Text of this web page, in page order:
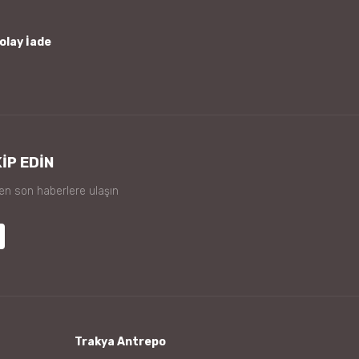
İade
EDİN
son haberlere ulaşın
Trakya Antrepo